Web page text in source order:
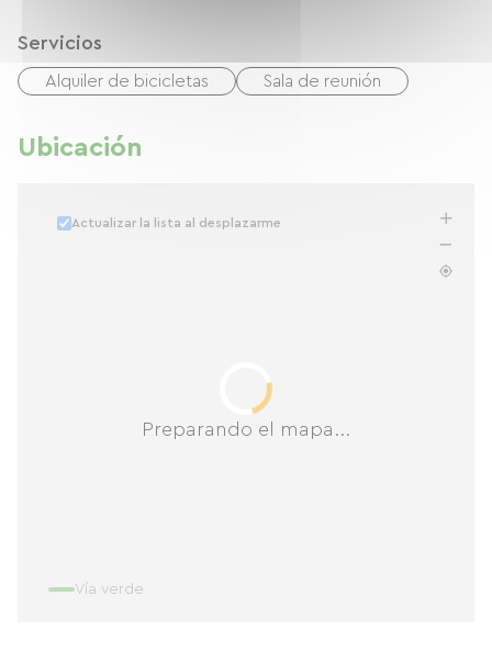
Servicios
Alquiler de bicicletas Sala de reunión
Ubicación
Preparando el mapa...
Actualizar la lista al desplazarme
Vía verde